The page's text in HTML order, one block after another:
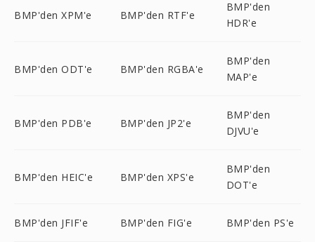
BMP'den XPM'e BMP'den RTF'e
BMP'den
HDR'e
BMP'den ODT'e BMP'den RGBA'e
BMP'den
MAP'e
BMP'den PDB'e BMP'den JP2'e
BMP'den
DJVU'e
BMP'den HEIC'e BMP'den XPS'e
BMP'den
DOT'e
BMP'den JFIF'e BMP'den FIG'e BMP'den PS'e